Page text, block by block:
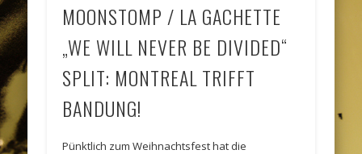
MOONSTOMP / LA GACHETTE
„WE WILL NEVER BE DIVIDED“
SPLIT: MONTREAL TRIFFT
BANDUNG!
Pünktlich zum Weihnachtsfest hat die